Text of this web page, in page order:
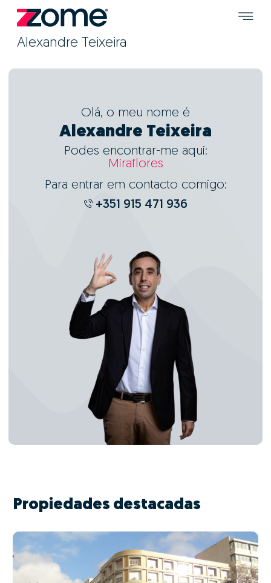
Alexandre Teixeira
Olá, o meu nome é
Alexandre Teixeira
Podes encontrar-me aqui:
Miraflores
Para entrar em contacto comigo:
+351 915 471 936
Propiedades destacadas